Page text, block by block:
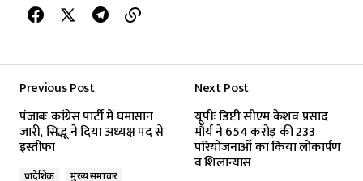
Previous Post
पंजाबः कांग्रेस पार्टी में घमासान
जारी, सिद्धू ने दिया अध्यक्ष पद से
इस्तीफा
प्रादेशिक
मुख्य समाचार
Next Post
यूपीः डिप्टी सीएम केशव प्रसाद
मौर्य ने 654 करोड़ की 233
परियोजनाओं का किया लोकार्पण
व शिलान्यास